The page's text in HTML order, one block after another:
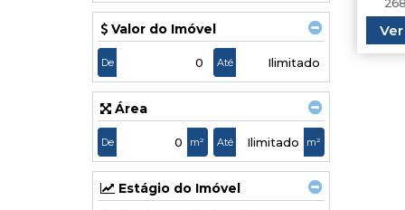
Estágio do Imóvel
Valor do Imóvel
De Até
Área
De m² Até m²